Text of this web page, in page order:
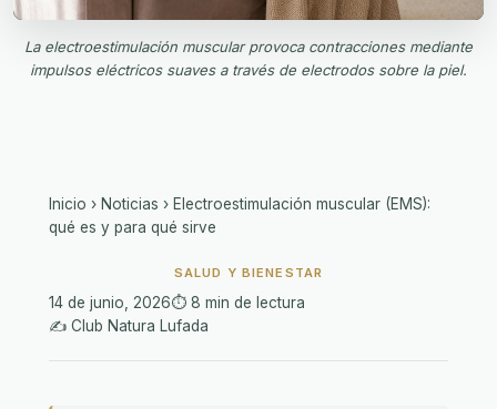
La electroestimulación muscular provoca contracciones mediante
impulsos eléctricos suaves a través de electrodos sobre la piel.
Inicio › Noticias › Electroestimulación muscular (EMS):
qué es y para qué sirve
SALUD Y BIENESTAR
14 de junio, 2026⏱️ 8 min de lectura
✍️ Club Natura Lufada